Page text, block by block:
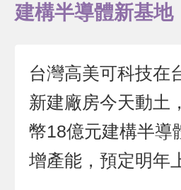
建構半導體新基地
台灣高美可科技在
新建廠房今天動土
幣18億元建構半導
增產能，預定明年